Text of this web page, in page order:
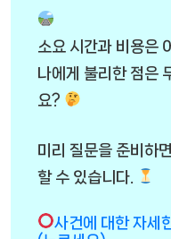
소요 시간과 비용은
나에게 불리한 점은
요?
미리 질문을 준비하
할 수 있습니다.
사건에 대한 자세